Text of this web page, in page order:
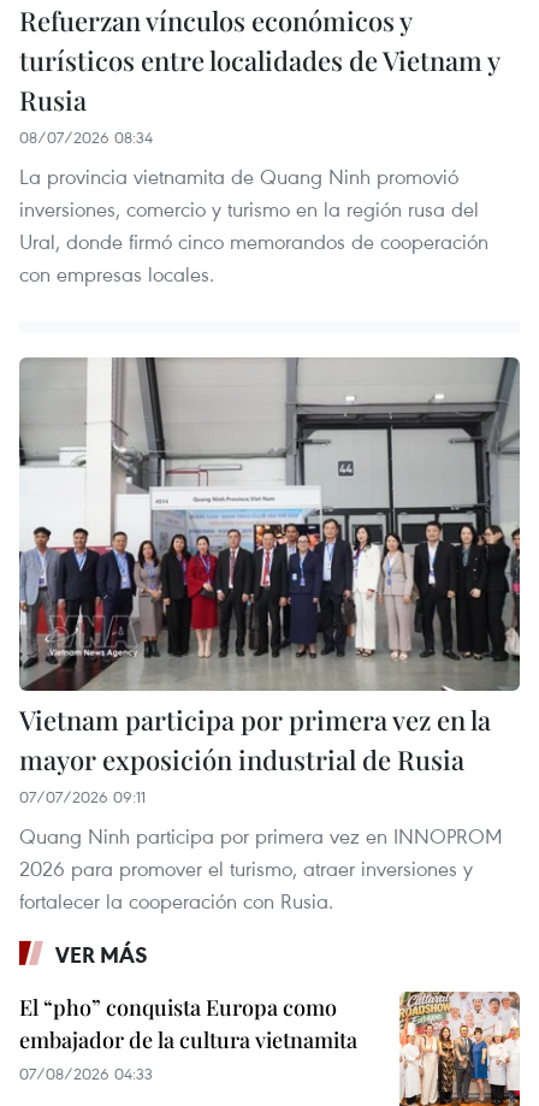
Refuerzan vínculos económicos y
turísticos entre localidades de Vietnam y
Rusia
08/07/2026 08:34
La provincia vietnamita de Quang Ninh promovió
inversiones, comercio y turismo en la región rusa del
Ural, donde firmó cinco memorandos de cooperación
con empresas locales.
Vietnam participa por primera vez en la
mayor exposición industrial de Rusia
07/07/2026 09:11
Quang Ninh participa por primera vez en INNOPROM
2026 para promover el turismo, atraer inversiones y
fortalecer la cooperación con Rusia.
VER MÁS
El “pho” conquista Europa como
embajador de la cultura vietnamita
07/08/2026 04:33